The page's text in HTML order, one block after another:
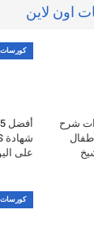
اون لاين
دورات شرح
كورسات
على
كورسات